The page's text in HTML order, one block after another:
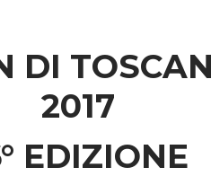
DI
2017
EDIZIONE